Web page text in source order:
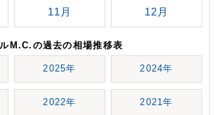
11月 12月
M.C.の過去の相場推移表
2025年 2024年
2022年 2021年